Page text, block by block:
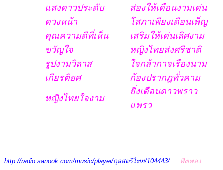
แสงดาวประดับ
ส่องให้เดือนงามเด่น
ดวงหน้า
โสภาเพียงเดือนเพ็ญ
คุณความดีที่เห็น
เสริมให้เด่นเลิศงาม
ขวัญใจ
หญิงไทยส่งศรีชาติ
รูปงามวิลาส
ใจกล้ากาจเรืองนาม
เกียรติยศ
ก้องปรากฎทั่วคาม
หญิงไทยใจงาม
ยิ่งเดือนดาวพราว
แพรว
http://radio.sanook.com/music/player/กุลสตรีไทย/104443/
ฟังเพลง